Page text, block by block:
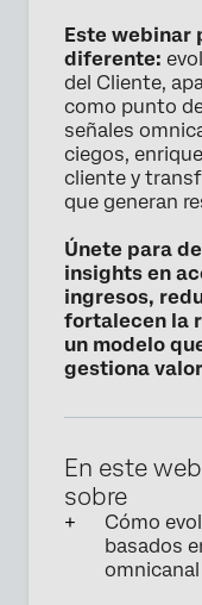
Este webinar
diferente:
del Cliente,
como punto
señales
ciegos,
cliente y
que generan
Únete para
insights en
ingresos,
fortalecen la
un modelo
gestiona
En este
sobre
Cómo
basados